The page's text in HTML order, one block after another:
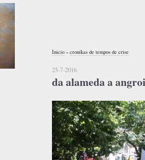
Inicio » cronikas de tempos de crise
25-7-2016
da alameda a